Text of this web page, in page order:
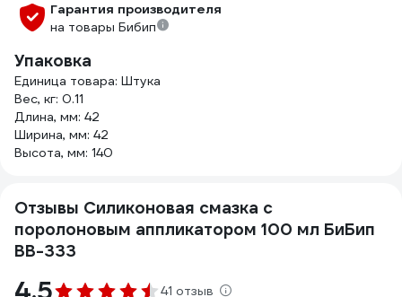
Гарантия производителя
на товары Бибип
Упаковка
Единица товара: Штука
Вес, кг: 0.11
Длина, мм: 42
Ширина, мм: 42
Высота, мм: 140
Отзывы Силиконовая смазка с
поролоновым аппликатором 100 мл БиБип
BB-333
41 отзыв